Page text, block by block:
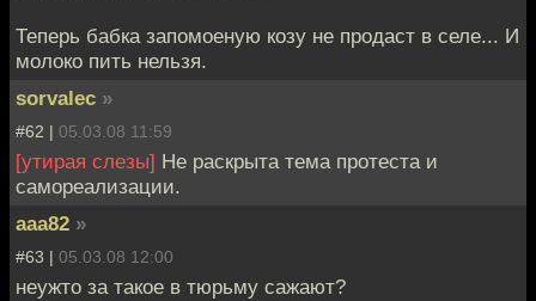
Теперь бабка запомоеную козу не продаст в селе... И
молоко пить нельзя.
sorvalec »
#62 | 05.03.08 11:59
[утирая слезы] Не раскрыта тема протеста и
самореализации.
aaa82 »
#63 | 05.03.08 12:00
неужто за такое в тюрьму сажают?